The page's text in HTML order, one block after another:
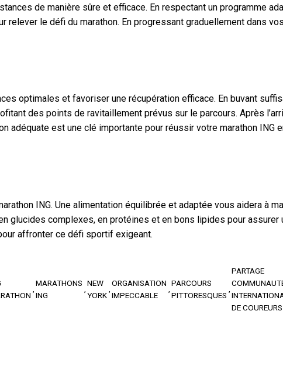
de manière sûre et efficace. En respectant un programme
le défi du marathon. En progressant graduellement dans
optimales et favoriser une récupération efficace. En buvant
des points de ravitaillement prévus sur le parcours. Après
adéquate est une clé importante pour réussir votre marathon ING
ING. Une alimentation équilibrée et adaptée vous aidera à
glucides complexes, en protéines et en bons lipides pour assurer
affronter ce défi sportif exigeant.
MARATHONS
ING
NEW
YORK
ORGANISATION
IMPECCABLE
PARCOURS
PITTORESQUES
PARTAGE
DE COUREURS